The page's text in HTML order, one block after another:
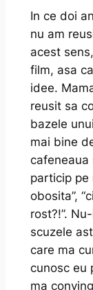
In ce doi
nu am
acest
film, asa
idee.
reusit sa
bazele unui
mai bine
cafeneaua
particip pe
obosita”,
rost?!”.
scuzele
care ma
cunosc eu
ma